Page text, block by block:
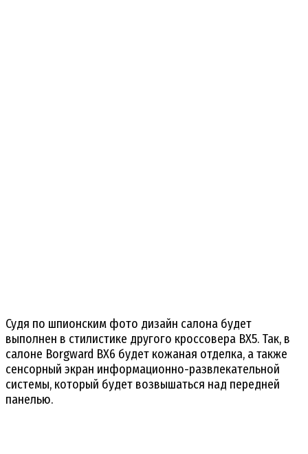
Судя по шпионским фото дизайн салона будет
выполнен в стилистике другого кроссовера BX5. Так, в
салоне Borgward BX6 будет кожаная отделка, а также
сенсорный экран информационно-развлекательной
системы, который будет возвышаться над передней
панелью.